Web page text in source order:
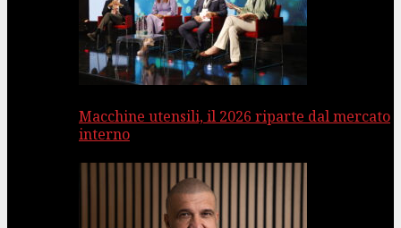
Macchine utensili, il 2026 riparte dal mercato
interno